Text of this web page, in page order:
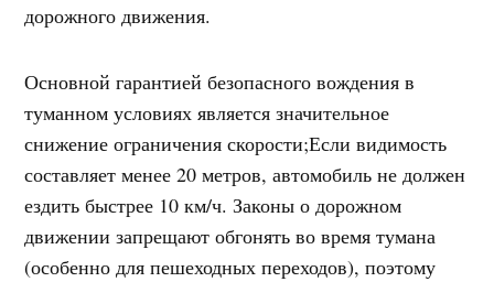
дорожного движения.
Основной гарантией безопасного вождения в
туманном условиях является значительное
снижение ограничения скорости;Если видимость
составляет менее 20 метров, автомобиль не должен
ездить быстрее 10 км/ч. Законы о дорожном
движении запрещают обгонять во время тумана
(особенно для пешеходных переходов), поэтому